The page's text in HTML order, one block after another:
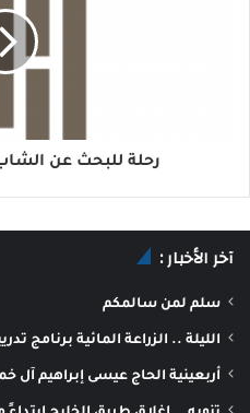
رحلة للبحث عن
آخر الأخبار :
سلم لمن سالمكم
الليلة .. الزراعة المائية برنامج
أربعينية الحاج عيسى إبراهيم آل